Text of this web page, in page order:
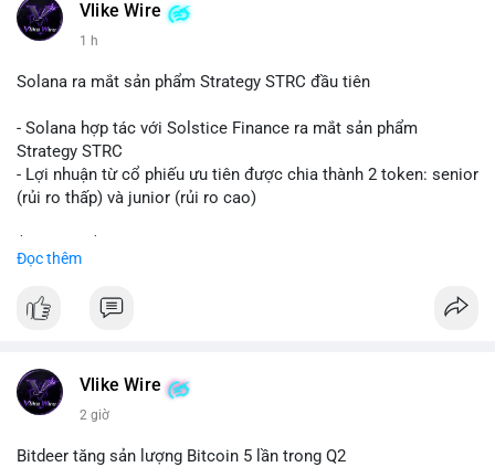
#vlikevn #titanbot
📰 Nguồn: CoinDesk
Vlike Wire
1 h
Solana ra mắt sản phẩm Strategy STRC đầu tiên
- Solana hợp tác với Solstice Finance ra mắt sản phẩm
Strategy STRC
- Lợi nhuận từ cổ phiếu ưu tiên được chia thành 2 token: senior
(rủi ro thấp) và junior (rủi ro cao)
Đọc thêm
Vlike Wire
2 giờ
Bitdeer tăng sản lượng Bitcoin 5 lần trong Q2